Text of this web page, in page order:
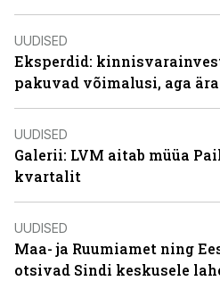
UUDISED
Eksperdid:
pakuvad võimalusi, aga
UUDISED
Galerii: LVM aitab müüa
kvartalit
UUDISED
Maa- ja Ruumiamet ning
otsivad Sindi keskusele